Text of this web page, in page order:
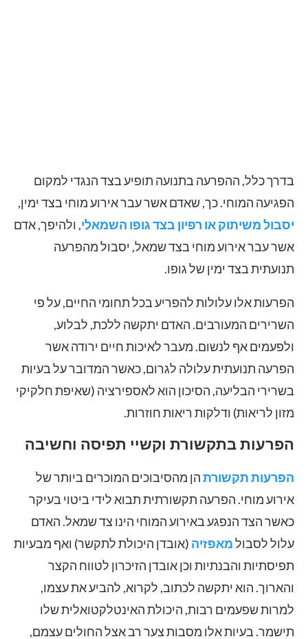
בדרך כלל, ההפרעה בתנועה תופיע בצד הנגדי למקום
הפגיעה המוחי. כך, שאדם אשר עבר אירוע מוחי בצד ימין,
יסבול משיתוק או רפיון בצד גופו השמאלי, ולהיפך, אדם
אשר עבר אירוע מוחי בצד שמאל, יסבול מהפרעה
תנועתית בצד ימין של גופו.
הפרעות אלו עלולות להפריע בכל תחומי החיים, על פי
השרירים המעורבים. האדם יתקשה ללכת, לבלוע,
ולפעמים אף לנשום. מעבר לאיכות חיים ירודה אשר
הפרעה תנועתית עלולה לגרום, כאשר המדובר על בעיות
בשרירי הבליעה, הסיכון הוא לאספירציה (שאיפת חלקיקי
מזון לריאות) ודלקות ריאות חוזרות.
הפרעות בתקשורת וקשיי תפיסה וחשיבה
הפרעות תקשורתהן מהסיבוכים המוכרים ביותר של
אירוע מוחי. הפרעה תקשורתית תבוא לידי ביטוי בעיקר
כאשר הצד הנפגע באירוע המוחי הינו צד שמאל. האדם
עלול לסבולמאפזיה (אובדן היכולת לתקשר) ואף מבעיות
תפיסתיות והבנתיות וכן אובדן הזיכרון לטווח הקצר
והארוך. הוא יתקשה לכתוב, לקרוא, להביע את עצמו,
למרות שפעמים רבות, היכולת האינטלקטואלית שלו
תישמר. בעיות אלו מסבות צער רב אצל החולים עצמם,